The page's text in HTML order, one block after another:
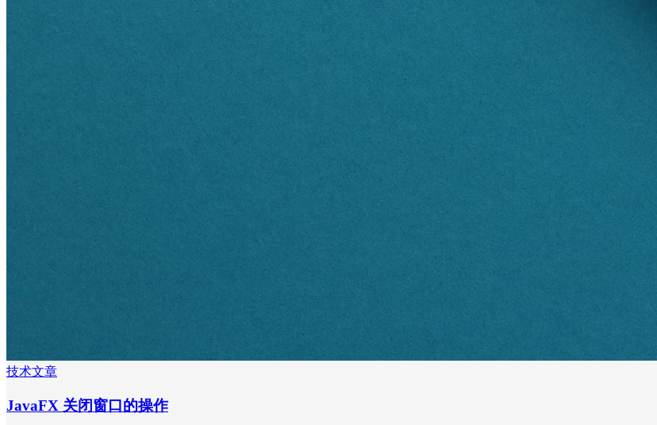
技术文章
JavaFX 关闭窗口的操作